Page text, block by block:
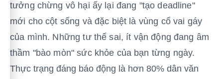
tưởng chừng vô hại ấy lại đang "tạo deadline"
mới cho cột sống và đặc biệt là vùng cổ vai gáy
của mình. Những tư thế sai, ít vận động đang âm
thầm "bào mòn" sức khỏe của bạn từng ngày.
Thực trạng đáng báo động là hơn 80% dân văn